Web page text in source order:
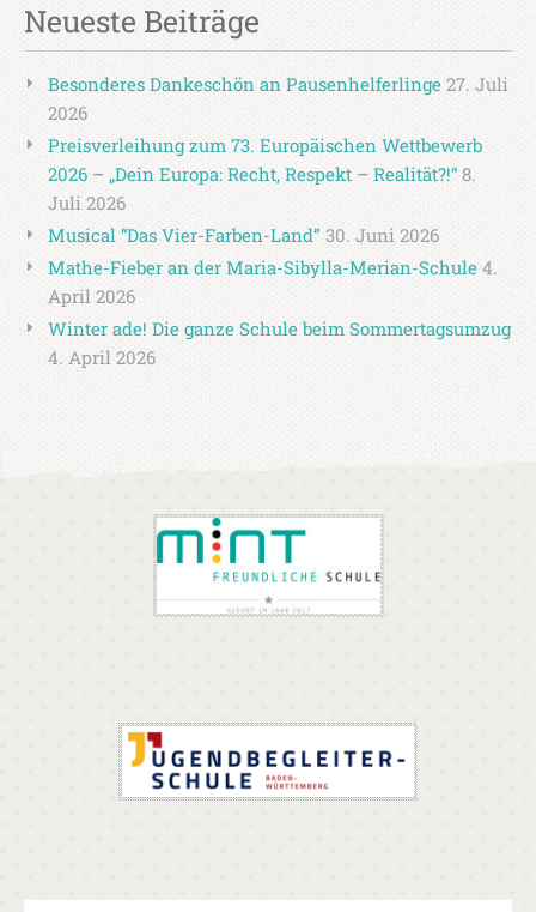
Neueste Beiträge
Besonderes Dankeschön an Pausenhelferlinge 27. Juli
2026
Preisverleihung zum 73. Europäischen Wettbewerb
2026 – „Dein Europa: Recht, Respekt – Realität?!“ 8.
Juli 2026
Musical “Das Vier-Farben-Land” 30. Juni 2026
Mathe-Fieber an der Maria-Sibylla-Merian-Schule 4.
April 2026
Winter ade! Die ganze Schule beim Sommertagsumzug
4. April 2026